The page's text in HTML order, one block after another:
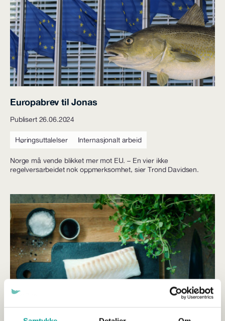
Europabrev til Jonas
Publisert 26.06.2024
Høringsuttalelser Internasjonalt arbeid
Norge må vende blikket mer mot EU. – En vier ikke
regelversarbeidet nok oppmerksomhet, sier Trond Davidsen.